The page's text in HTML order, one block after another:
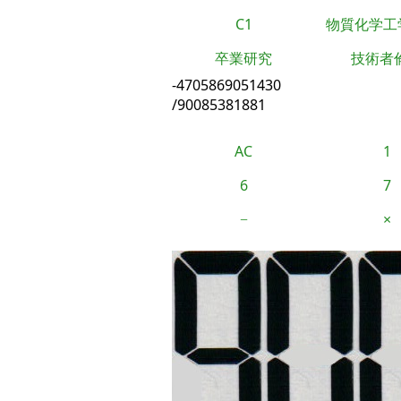
C1
物質化学
卒業研究
技術者
-4705869051430
/90085381881
AC
1
6
7
−
×